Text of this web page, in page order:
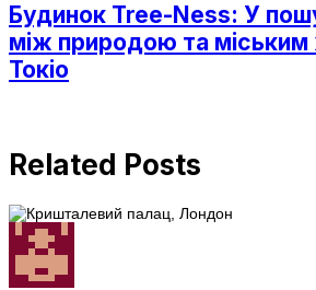
Будинок Tree-Ness: У
між природою та
Токіо
Related Posts